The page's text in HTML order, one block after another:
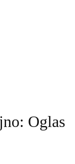
Oglas